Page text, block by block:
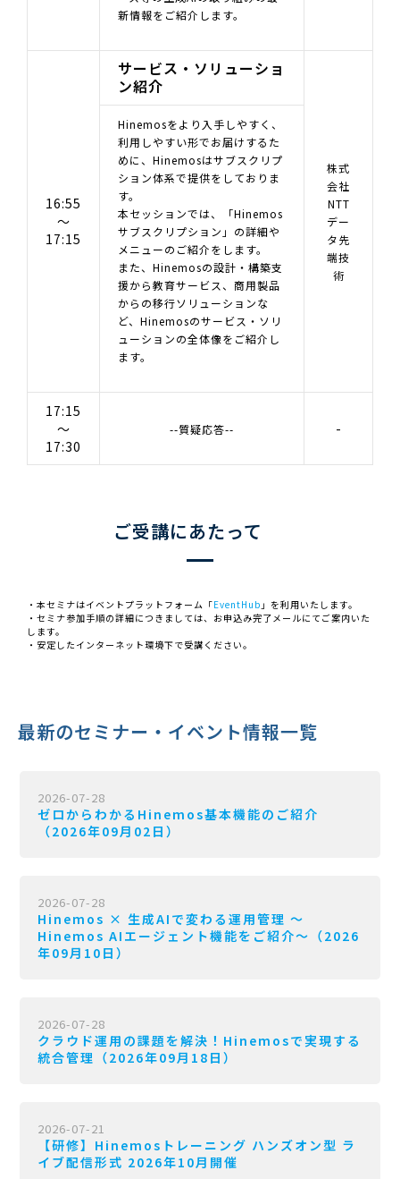
新情報をご紹介します。
16:55
～
17:15
サービス・ソリューショ
ン紹介
株式
会社
NTT
デー
タ先
端技
術
Hinemosをより入手しやすく、
利用しやすい形でお届けするた
めに、Hinemosはサブスクリプ
ション体系で提供をしておりま
す。
本セッションでは、「Hinemos
サブスクリプション」の詳細や
メニューのご紹介をします。
また、Hinemosの設計・構築支
援から教育サービス、商用製品
からの移行ソリューションな
ど、Hinemosのサービス・ソリ
ューションの全体像をご紹介し
ます。
17:15
～
17:30
--質疑応答-- -
ご受講にあたって
・本セミナはイベントプラットフォーム「EventHub 」を利用いたします。
・セミナ参加手順の詳細につきましては、お申込み完了メールにてご案内いた
します。
・安定したインターネット環境下で受講ください。
最新のセミナー・イベント情報一覧
2026-07-28
ゼロからわかるHinemos基本機能のご紹介
（2026年09月02日）
2026-07-28
Hinemos × 生成AIで変わる運用管理 〜
Hinemos AIエージェント機能をご紹介〜（2026
年09月10日）
2026-07-28
クラウド運用の課題を解決！Hinemosで実現する
統合管理（2026年09月18日）
2026-07-21
【研修】Hinemosトレーニング ハンズオン型 ラ
イブ配信形式 2026年10月開催